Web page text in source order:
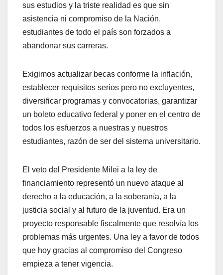
sus estudios y la triste realidad es que sin
asistencia ni compromiso de la Nación,
estudiantes de todo el país son forzados a
abandonar sus carreras.
Exigimos actualizar becas conforme la inflación,
establecer requisitos serios pero no excluyentes,
diversificar programas y convocatorias, garantizar
un boleto educativo federal y poner en el centro de
todos los esfuerzos a nuestras y nuestros
estudiantes, razón de ser del sistema universitario.
El veto del Presidente Milei a la ley de
financiamiento representó un nuevo ataque al
derecho a la educación, a la soberanía, a la
justicia social y al futuro de la juventud. Era un
proyecto responsable fiscalmente que resolvía los
problemas más urgentes. Una ley a favor de todos
que hoy gracias al compromiso del Congreso
empieza a tener vigencia.